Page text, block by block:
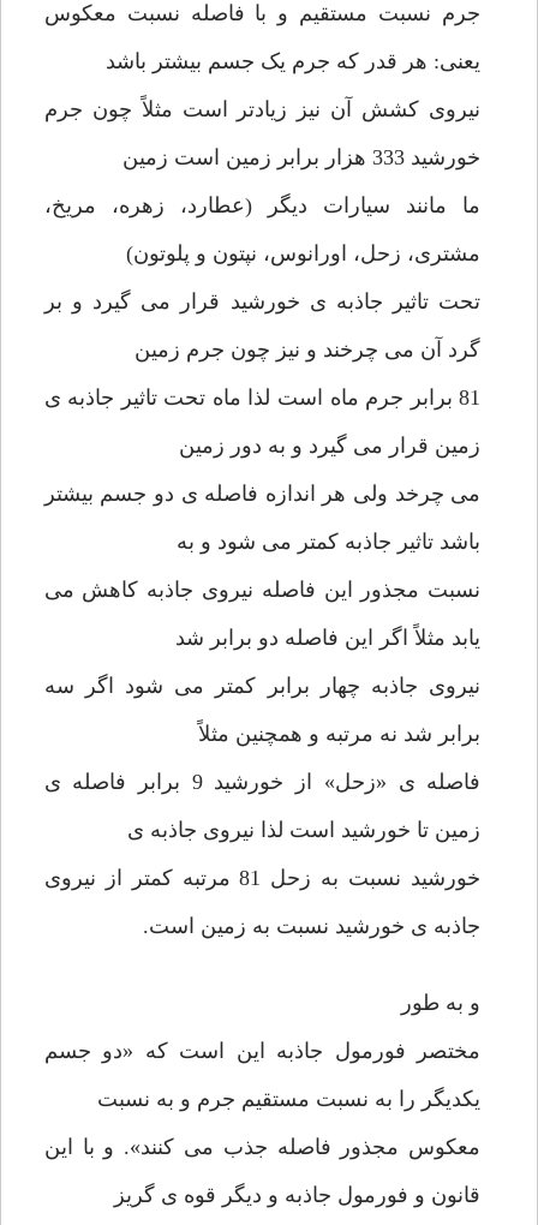
جرم نسبت مستقیم و با فاصله نسبت معکوس
یعنی: هر قدر که جرم یک جسم بیشتر باشد
نیروی کشش آن نیز زیادتر است مثلاً چون جرم
خورشید 333 هزار برابر زمین است زمین
ما مانند سیارات دیگر (عطارد، زهره، مریخ،
مشتری، زحل، اورانوس، نپتون و پلوتون)
تحت تاثیر جاذبه ی خورشید قرار می گیرد و بر
گرد آن می چرخند و نیز چون جرم زمین
81 برابر جرم ماه است لذا ماه تحت تاثیر جاذبه ی
زمین قرار می گیرد و به دور زمین
می چرخد ولی هر اندازه فاصله ی دو جسم بیشتر
باشد تاثیر جاذبه کمتر می شود و به
نسبت مجذور این فاصله نیروی جاذبه کاهش می
یابد مثلاً اگر این فاصله دو برابر شد
نیروی جاذبه چهار برابر کمتر می شود اگر سه
برابر شد نه مرتبه و همچنین مثلاً
فاصله ی «زحل» از خورشید 9 برابر فاصله ی
زمین تا خورشید است لذا نیروی جاذبه ی
خورشید نسبت به زحل 81 مرتبه کمتر از نیروی
جاذبه ی خورشید نسبت به زمین است.
و به طور
مختصر فورمول جاذبه این است که «دو جسم
یکدیگر را به نسبت مستقیم جرم و به نسبت
معکوس مجذور فاصله جذب می کنند». و با این
قانون و فورمول جاذبه و دیگر قوه ی گریز